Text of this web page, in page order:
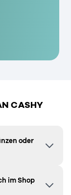
CASHY
oder
im Shop